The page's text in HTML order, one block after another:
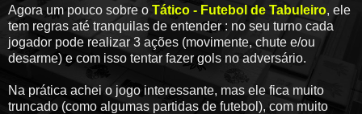
Agora um pouco sobre o Tático - Futebol de Tabuleiro, ele
tem regras até tranquilas de entender : no seu turno cada
jogador pode realizar 3 ações (movimente, chute e/ou
desarme) e com isso tentar fazer gols no adversário.
Na prática achei o jogo interessante, mas ele fica muito
truncado (como algumas partidas de futebol), com muito